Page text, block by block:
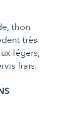
thon
très
légers,
frais.